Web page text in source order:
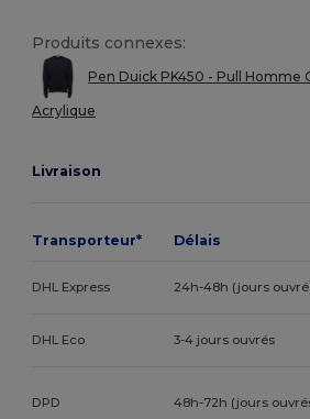
Produits connexes:
Pen Duick PK450 - Pull Homme
Acrylique
Livraison
Transporteur* Délais
DHL Express 24h-48h (jours
DHL Eco 3-4 jours ouvrés
DPD 48h-72h (jours